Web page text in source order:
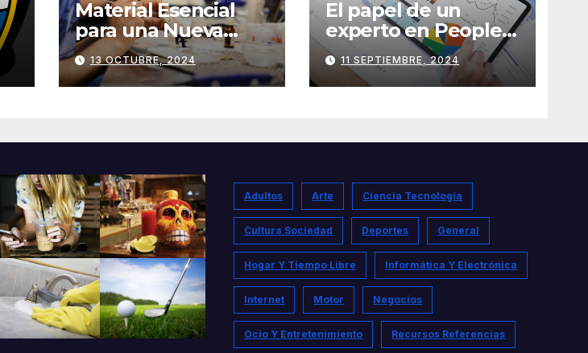
Material Esencial
para una Nueva
Clínica Dental:
Herramientas y
Equipos
13 OCTUBRE, 2024
El papel de un
experto en People
Analytics
11 SEPTIEMBRE, 2024
Adultos Arte Ciencia Tecnología
Cultura Sociedad Deportes General
Hogar Y Tiempo Libre Informática Y Electrónica
Internet Motor Negocios
Ocio Y Entretenimiento Recursos Referencias